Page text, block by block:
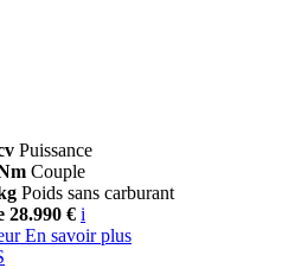
Puissance
Couple
Poids sans carburant
28.990 € i
En savoir plus